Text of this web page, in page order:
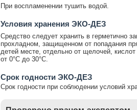
При воспламенении тушить водой.
Условия хранения ЭКО-ДЕЗ
Средство следует хранить в герметично
прохладном, защищенном от попадания
детей месте, отдельно от щелочей,
от 0°С до 30°С.
Срок годности ЭКО-ДЕЗ
Срок годности при соблюдении условий